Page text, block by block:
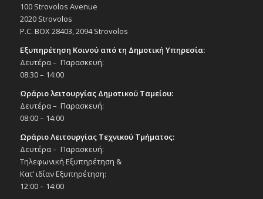
100 Strovolos Avenue
2020 Strovolos
P.C. BOX 28403, 2094 Strovolos
Εξυπηρέτηση Κοινού από τη Δημοτική Υπηρεσία:
Δευτέρα – Παρασκευή:
08:30 – 14:00
Ωράριο λειτουργίας Δημοτικού Ταμείου:
Δευτέρα – Παρασκευή:
08:00 – 14:00
Ωράριο Λειτουργίας Τεχνικού Τμήματος:
Δευτέρα – Παρασκευή:
Τηλεφωνική Εξυπηρέτηση &
Κατ’ ιδίαν Εξυπηρέτηση:
12:00 – 14:00